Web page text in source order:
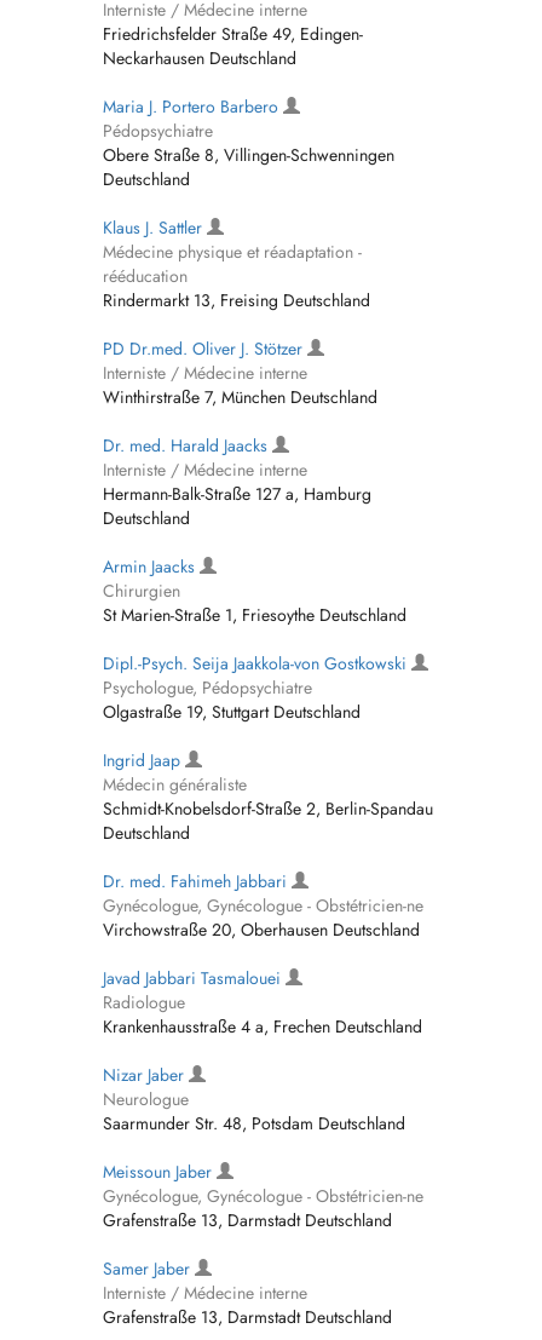
Interniste / Médecine interne
Friedrichsfelder Straße 49, Edingen-
Neckarhausen Deutschland
Maria J. Portero Barbero
Pédopsychiatre
Obere Straße 8, Villingen-Schwenningen
Deutschland
Klaus J. Sattler
Médecine physique et réadaptation -
rééducation
Rindermarkt 13, Freising Deutschland
PD Dr.med. Oliver J. Stötzer
Interniste / Médecine interne
Winthirstraße 7, München Deutschland
Dr. med. Harald Jaacks
Interniste / Médecine interne
Hermann-Balk-Straße 127 a, Hamburg
Deutschland
Armin Jaacks
Chirurgien
St Marien-Straße 1, Friesoythe Deutschland
Dipl.-Psych. Seija Jaakkola-von Gostkowski
Psychologue, Pédopsychiatre
Olgastraße 19, Stuttgart Deutschland
Ingrid Jaap
Médecin généraliste
Schmidt-Knobelsdorf-Straße 2, Berlin-Spandau
Deutschland
Dr. med. Fahimeh Jabbari
Gynécologue, Gynécologue - Obstétricien-ne
Virchowstraße 20, Oberhausen Deutschland
Javad Jabbari Tasmalouei
Radiologue
Krankenhausstraße 4 a, Frechen Deutschland
Nizar Jaber
Neurologue
Saarmunder Str. 48, Potsdam Deutschland
Meissoun Jaber
Gynécologue, Gynécologue - Obstétricien-ne
Grafenstraße 13, Darmstadt Deutschland
Samer Jaber
Interniste / Médecine interne
Grafenstraße 13, Darmstadt Deutschland